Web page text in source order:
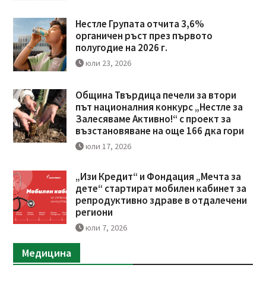
Нестле Групата отчита 3,6%
органичен ръст през първото
полугодие на 2026 г.
юли 23, 2026
Община Твърдица печели за втори
път националния конкурс „Нестле за
Залесяваме Активно!“ с проект за
възстановяване на още 166 дка гори
юли 17, 2026
„Изи Кредит“ и Фондация „Мечта за
дете“ стартират мобилен кабинет за
репродуктивно здраве в отдалечени
региони
юли 7, 2026
Медицина